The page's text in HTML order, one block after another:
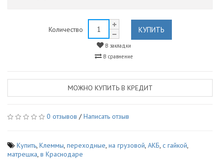
Количество КУПИТЬ
В закладки
В сравнение
МОЖНО КУПИТЬ В КРЕДИТ
0 отзывов /Написать отзыв
Купить, Клеммы, переходные, на грузовой, АКБ, с гайкой,
матрешка, в Краснодаре